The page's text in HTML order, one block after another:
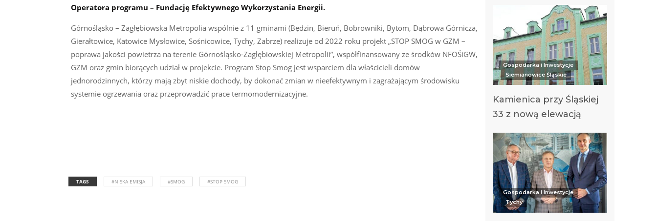
Operatora programu – Fundację Efektywnego Wykorzystania Energii.
Górnośląsko – Zagłębiowska Metropolia wspólnie z 11 gminami (Będzin, Bieruń, Bobrowniki, Bytom, Dąbrowa Górnicza,
Gierałtowice, Katowice Mysłowice, Sośnicowice, Tychy, Zabrze) realizuje od 2022 roku projekt „STOP SMOG w GZM –
poprawa jakości powietrza na terenie Górnośląsko-Zagłębiowskiej Metropolii”, współfinansowany ze środków NFOŚiGW,
GZM oraz gmin biorących udział w projekcie. Program Stop Smog jest wsparciem dla właścicieli domów
jednorodzinnych, którzy mają zbyt niskie dochody, by dokonać zmian w nieefektywnym i zagrażającym środowisku
systemie ogrzewania oraz przeprowadzić prace termomodernizacyjne.
TAGS #NISKA EMISJA #SMOG #STOP SMOG
Gospodarka i Inwestycje
Siemianowice Śląskie
Kamienica przy Śląskiej
33 z nową elewacją
Gospodarka i Inwestycje
Tychy